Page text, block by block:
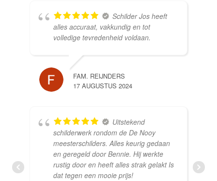
Schilder Jos heeft
alles accuraat, vakkundig en tot
volledige tevredenheid voldaan.
FAM. REIJNDERS
17 AUGUSTUS 2024
Uitstekend
schilderwerk rondom de De Nooy
meesterschilders. Alles keurig gedaan
en geregeld door Bennie. Hij werkte
rustig door en heeft alles strak gelakt Is
dat tegen een mooie prijs!